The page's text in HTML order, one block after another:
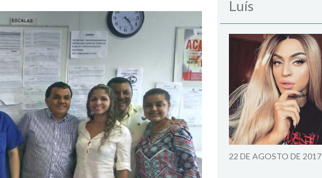
Luís
22 DE AGOSTO DE 2017